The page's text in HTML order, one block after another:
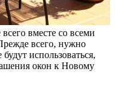
вместе со всеми
всего, нужно
использоваться,
окон к Новому